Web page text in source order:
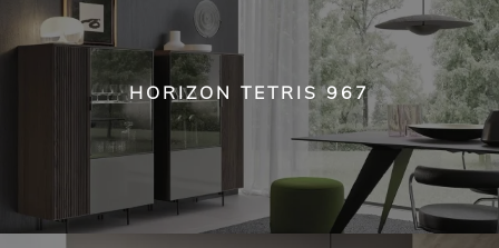
HORIZON TETRIS 967